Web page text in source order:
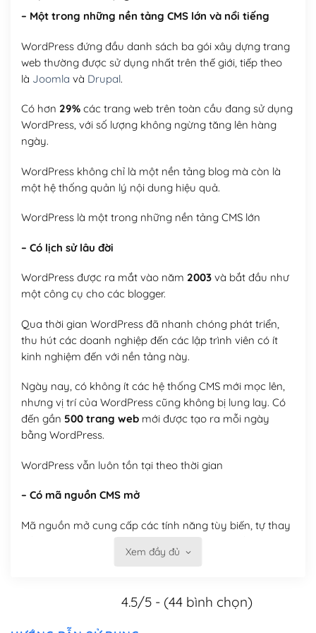
– Một trong những nền tảng CMS lớn và nổi tiếng
WordPress đứng đầu danh sách ba gói xây dựng trang
web thường được sử dụng nhất trên thế giới, tiếp theo
là Joomla và Drupal.
Có hơn 29%các trang web trên toàn cầu đang sử dụng
WordPress, với số lượng không ngừng tăng lên hàng
ngày.
WordPress không chỉ là một nền tảng blog mà còn là
một hệ thống quản lý nội dung hiệu quả.
WordPress là một trong những nền tảng CMS lớn
– Có lịch sử lâu đời
WordPress được ra mắt vào năm 2003và bắt đầu như
một công cụ cho các blogger.
Qua thời gian WordPress đã nhanh chóng phát triển,
thu hút các doanh nghiệp đến các lập trình viên có ít
kinh nghiệm đến với nền tảng này.
Ngày nay, có không ít các hệ thống CMS mới mọc lên,
nhưng vị trí của WordPress cũng không bị lung lay. Có
đến gần 500 trang webmới được tạo ra mỗi ngày
bằng WordPress.
WordPress vẫn luôn tồn tại theo thời gian
– Có mã nguồn CMS mở
Mã nguồn mở cung cấp các tính năng tùy biến, tự thay
nó theo ý bạn mà không phải sử dụng dịch vụ tại bất
Việc của bạn là đăng ký một tên miền và hosting để
Xem đầy đủ
4.5/5 - (44 bình chọn)